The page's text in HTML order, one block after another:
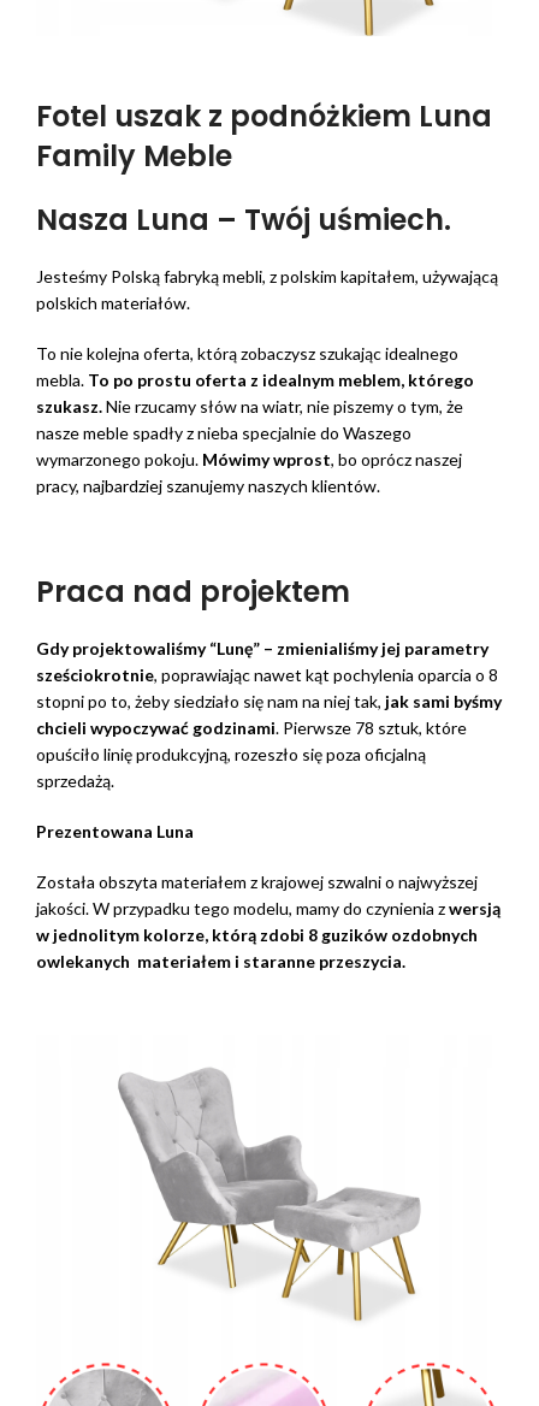
Fotel uszak z podnóżkiem Luna
Family Meble
Nasza Luna – Twój uśmiech.
Jesteśmy Polską fabryką mebli, z polskim kapitałem, używającą
polskich materiałów.
To nie kolejna oferta, którą zobaczysz szukając idealnego
mebla. To po prostu oferta z idealnym meblem, którego
szukasz.Nie rzucamy słów na wiatr, nie piszemy o tym, że
nasze meble spadły z nieba specjalnie do Waszego
wymarzonego pokoju. Mówimy wprost, bo oprócz naszej
pracy, najbardziej szanujemy naszych klientów.
Praca nad projektem
Gdy projektowaliśmy “Lunę” – zmienialiśmy jej parametry
sześciokrotnie, poprawiając nawet kąt pochylenia oparcia o 8
stopni po to, żeby siedziało się nam na niej tak, jak sami byśmy
chcieli wypoczywać godzinami. Pierwsze 78 sztuk, które
opuściło linię produkcyjną, rozeszło się poza oficjalną
sprzedażą.
Prezentowana Luna
Została obszyta materiałem z krajowej szwalni o najwyższej
jakości. W przypadku tego modelu, mamy do czynienia zwersją
w jednolitym kolorze, którą zdobi 8 guzików ozdobnych
owlekanych materiałem i staranne przeszycia.